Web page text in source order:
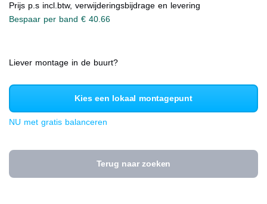
Prijs p.s incl.btw, verwijderingsbijdrage en levering
Bespaar per band € 40.66
Liever montage in de buurt?
Kies een lokaal montagepunt
NU met gratis balanceren
Terug naar zoeken